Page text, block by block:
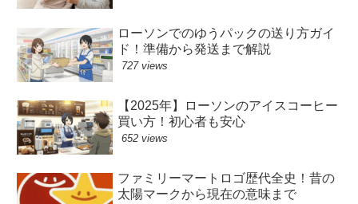
ローソンでのゆうパックの送り方ガイ
ド！準備から発送まで解説
727 views
【2025年】ローソンのアイスコーヒー
買い方！初心者も安心
652 views
ファミリーマートロゴ歴代全史！昔の
太陽マークから現在の意味まで